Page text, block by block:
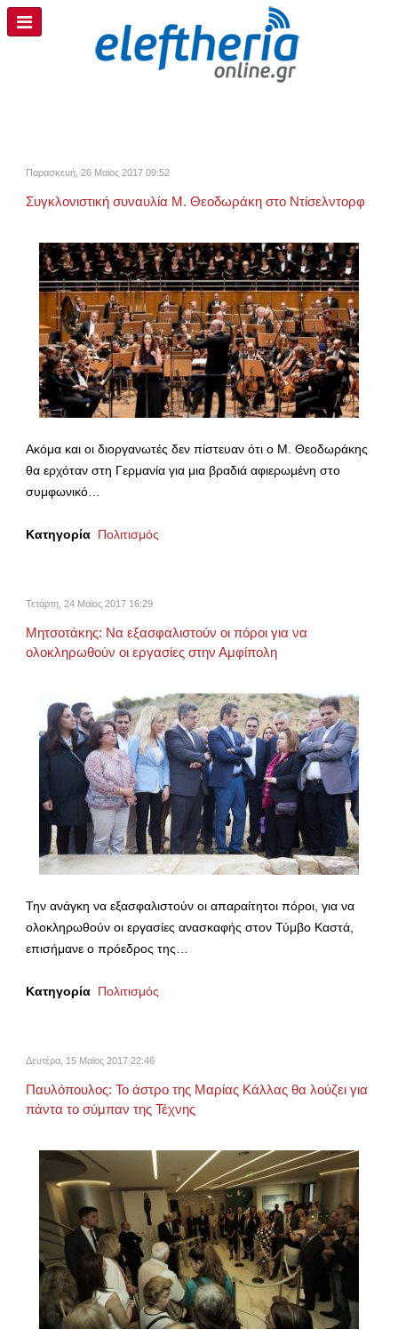
Παρασκευή, 26 Μαϊος 2017 09:52
Συγκλονιστική συναυλία Μ. Θεοδωράκη στο Ντίσελντορφ
Ακόμα και οι διοργανωτές δεν πίστευαν ότι ο Μ. Θεοδωράκης
θα ερχόταν στη Γερμανία για μια βραδιά αφιερωμένη στο
συμφωνικό…
Κατηγορία Πολιτισμός
Τετάρτη, 24 Μαϊος 2017 16:29
Μητσοτάκης: Να εξασφαλιστούν οι πόροι για να
ολοκληρωθούν οι εργασίες στην Αμφίπολη
Την ανάγκη να εξασφαλιστούν οι απαραίτητοι πόροι, για να
ολοκληρωθούν οι εργασίες ανασκαφής στον Τύμβο Καστά,
επισήμανε ο πρόεδρος της…
Κατηγορία Πολιτισμός
Δευτέρα, 15 Μαϊος 2017 22:46
Παυλόπουλος: Το άστρο της Μαρίας Κάλλας θα λούζει για
πάντα το σύμπαν της Τέχνης